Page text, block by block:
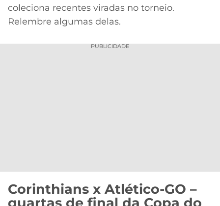
MELHORES
DE
FLUMINENSE
MG
PREMIER
LEAGUE
COPA
coleciona recentes viradas no torneio.
Relembre algumas delas.
PUBLICIDADE
Corinthians x Atlético-GO –